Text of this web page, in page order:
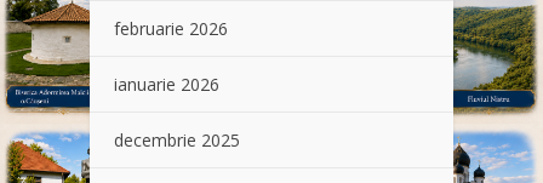
februarie 2026
ianuarie 2026
decembrie 2025